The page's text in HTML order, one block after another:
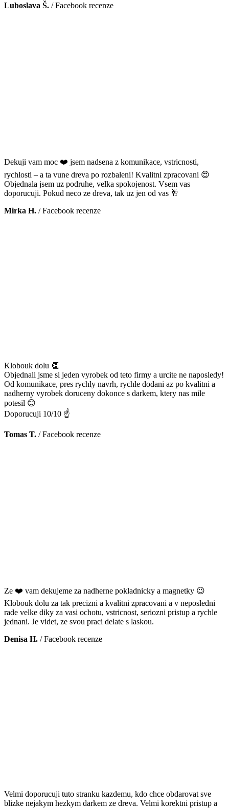
Luboslava Š. /Facebook recenze
Dekuji vam moc ❤️ jsem nadsena z komunikace, vstricnosti,
rychlosti – a ta vune dreva po rozbaleni! Kvalitni zpracovani 😍
Objednala jsem uz podruhe, velka spokojenost. Vsem vas
doporucuji. Pokud neco ze dreva, tak uz jen od vas 🥂
Mirka H. /Facebook recenze
Klobouk dolu 👏
Objednali jsme si jeden vyrobek od teto firmy a urcite ne naposledy!
Od komunikace, pres rychly navrh, rychle dodani az po kvalitni a
nadherny vyrobek doruceny dokonce s darkem, ktery nas mile
potesil 😊
Doporucuji 10/10 ☝️
Tomas T. /Facebook recenze
Ze ❤️ vam dekujeme za nadherne pokladnicky a magnetky 😉
Klobouk dolu za tak precizni a kvalitni zpracovani a v neposledni
rade velke diky za vasi ochotu, vstricnost, seriozni pristup a rychle
jednani. Je videt, ze svou praci delate s laskou.
Denisa H. /Facebook recenze
Velmi doporucuji tuto stranku kazdemu, kdo chce obdarovat sve
blizke nejakym hezkym darkem ze dreva. Velmi korektni pristup a